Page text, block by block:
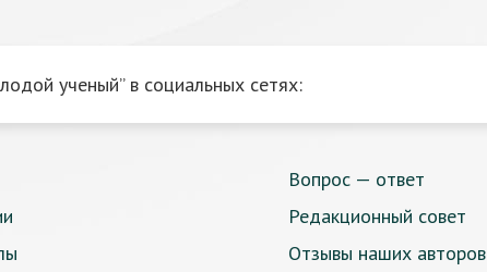
ученый” в социальных сетях:
Вопрос — ответ
Редакционный совет
Отзывы наших авторов